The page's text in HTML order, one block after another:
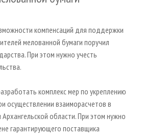
ПЛИТ
компенсаций для поддержки
мелованной бумаги поручил
При этом нужно учесть
комплекс мер по укреплению
осуществлении взаиморасчетов в
Архангельской области. При этом нужно
гарантирующего поставщика